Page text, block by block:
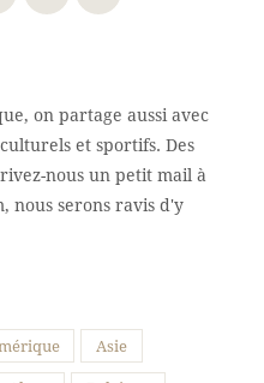
Instagram
on partage aussi avec
et sportifs. Des
nous un petit mail à
nous serons ravis d'y
Asie